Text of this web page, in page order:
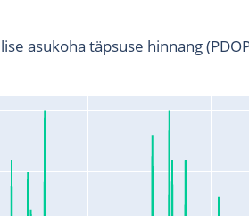
asukoha täpsuse hinnang